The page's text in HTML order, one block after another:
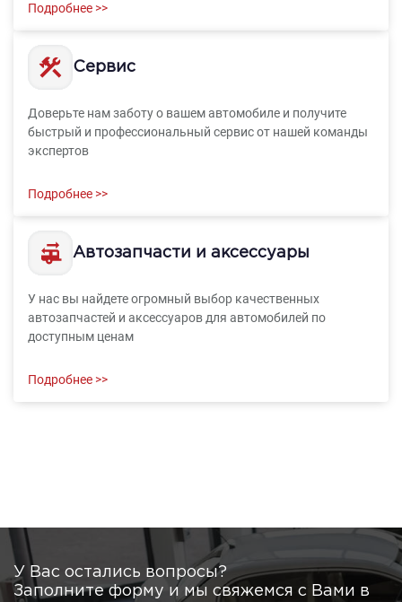
Подробнее >>
Сервис
Доверьте нам заботу о вашем автомобиле и получите
быстрый и профессиональный сервис от нашей команды
экспертов
Подробнее >>
Автозапчасти и аксессуары
У нас вы найдете огромный выбор качественных
автозапчастей и аксессуаров для автомобилей по
доступным ценам
Подробнее >>
У Вас остались вопросы?
Заполните форму и мы свяжемся с Вами в